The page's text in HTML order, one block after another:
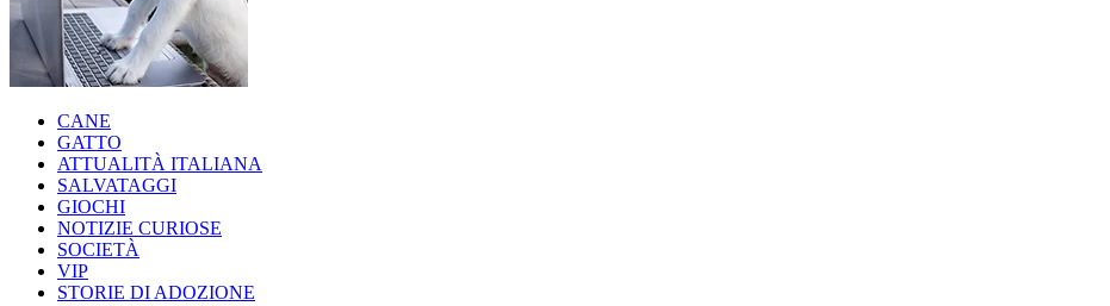
CANE
GATTO
ATTUALITÀ ITALIANA
SALVATAGGI
GIOCHI
NOTIZIE CURIOSE
SOCIETÀ
VIP
STORIE DI ADOZIONE